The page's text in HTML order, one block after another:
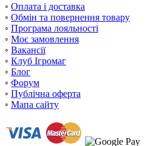
◦ Оплата і доставка
◦ Обмін та повернення товару
◦ Програма лояльності
◦ Моє замовлення
◦ Вакансії
◦ Клуб Ігромаг
◦ Блог
◦ Форум
◦ Публічна оферта
◦ Мапа сайту